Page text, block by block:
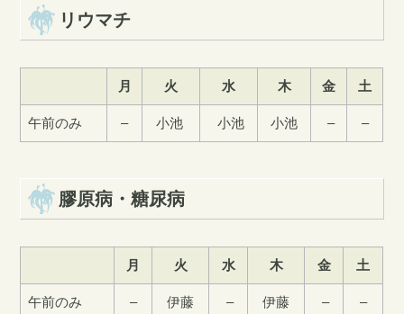
リウマチ
月 火 水 木 金 土
午前のみ – 小池 小池 小池 – –
膠原病・糖尿病
月 火 水 木 金 土
午前のみ – 伊藤 – 伊藤 – –